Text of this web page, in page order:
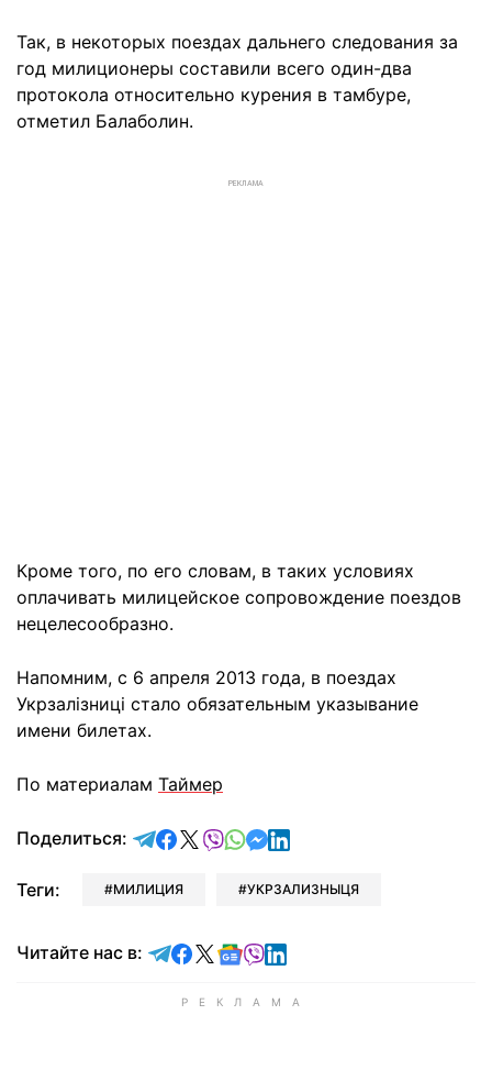
Так, в некоторых поездах дальнего следования за
год милиционеры составили всего один-два
протокола относительно курения в тамбуре,
отметил Балаболин.
РЕКЛАМА
Кроме того, по его словам, в таких условиях
оплачивать милицейское сопровождение поездов
нецелесообразно.
Напомним, с 6 апреля 2013 года, в поездах
Укрзалізниці стало обязательным указывание
имени билетах.
По материалам Таймер
Поделиться: отправить в Telegram
поделиться в Facebook
поделиться в X
отправить в Viber
отправить в Whatsapp
отправить в Messenger
отправить в LinkedIn
Теги: МИЛИЦИЯ УКРЗАЛИЗНЫЦЯ
Читайте нас в: Читайте в Telegram
Читайте в Facebook
Читайте в X
Читайте в Google news
Читайте в Viber
Читайте в LinkedIn